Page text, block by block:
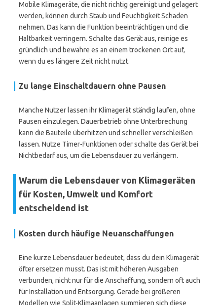
Mobile Klimageräte, die nicht richtig gereinigt und gelagert
werden, können durch Staub und Feuchtigkeit Schaden
nehmen. Das kann die Funktion beeinträchtigen und die
Haltbarkeit verringern. Schalte das Gerät aus, reinige es
gründlich und bewahre es an einem trockenen Ort auf,
wenn du es längere Zeit nicht nutzt.
Zu lange Einschaltdauern ohne Pausen
Manche Nutzer lassen ihr Klimagerät ständig laufen, ohne
Pausen einzulegen. Dauerbetrieb ohne Unterbrechung
kann die Bauteile überhitzen und schneller verschleißen
lassen. Nutze Timer-Funktionen oder schalte das Gerät bei
Nichtbedarf aus, um die Lebensdauer zu verlängern.
Warum die Lebensdauer von Klimageräten
für Kosten, Umwelt und Komfort
entscheidend ist
Kosten durch häufige Neuanschaffungen
Eine kurze Lebensdauer bedeutet, dass du dein Klimagerät
öfter ersetzen musst. Das ist mit höheren Ausgaben
verbunden, nicht nur für die Anschaffung, sondern oft auch
für Installation und Entsorgung. Gerade bei größeren
Modellen wie Split-Klimaanlagen summieren sich diese